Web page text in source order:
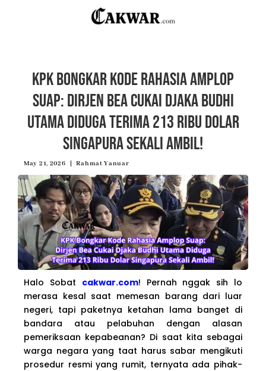
KPK Bongkar Kode Rahasia Amplop
Suap: Dirjen Bea Cukai Djaka Budhi
Utama Diduga Terima 213 Ribu Dolar
Singapura Sekali Ambil!
May 21, 2026 Rahmat Yanuar
Halo Sobat cakwar.com! Pernah nggak sih lo
merasa kesal saat memesan barang dari luar
negeri, tapi paketnya ketahan lama banget di
bandara atau pelabuhan dengan alasan
pemeriksaan kepabeanan? Di saat kita sebagai
warga negara yang taat harus sabar mengikuti
prosedur resmi yang rumit, ternyata ada pihak-